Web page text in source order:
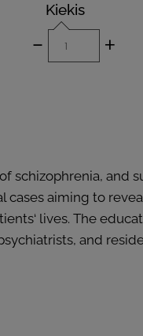
Kiekis
- +
schizophrenia, and
cases aiming to
lives. The
and